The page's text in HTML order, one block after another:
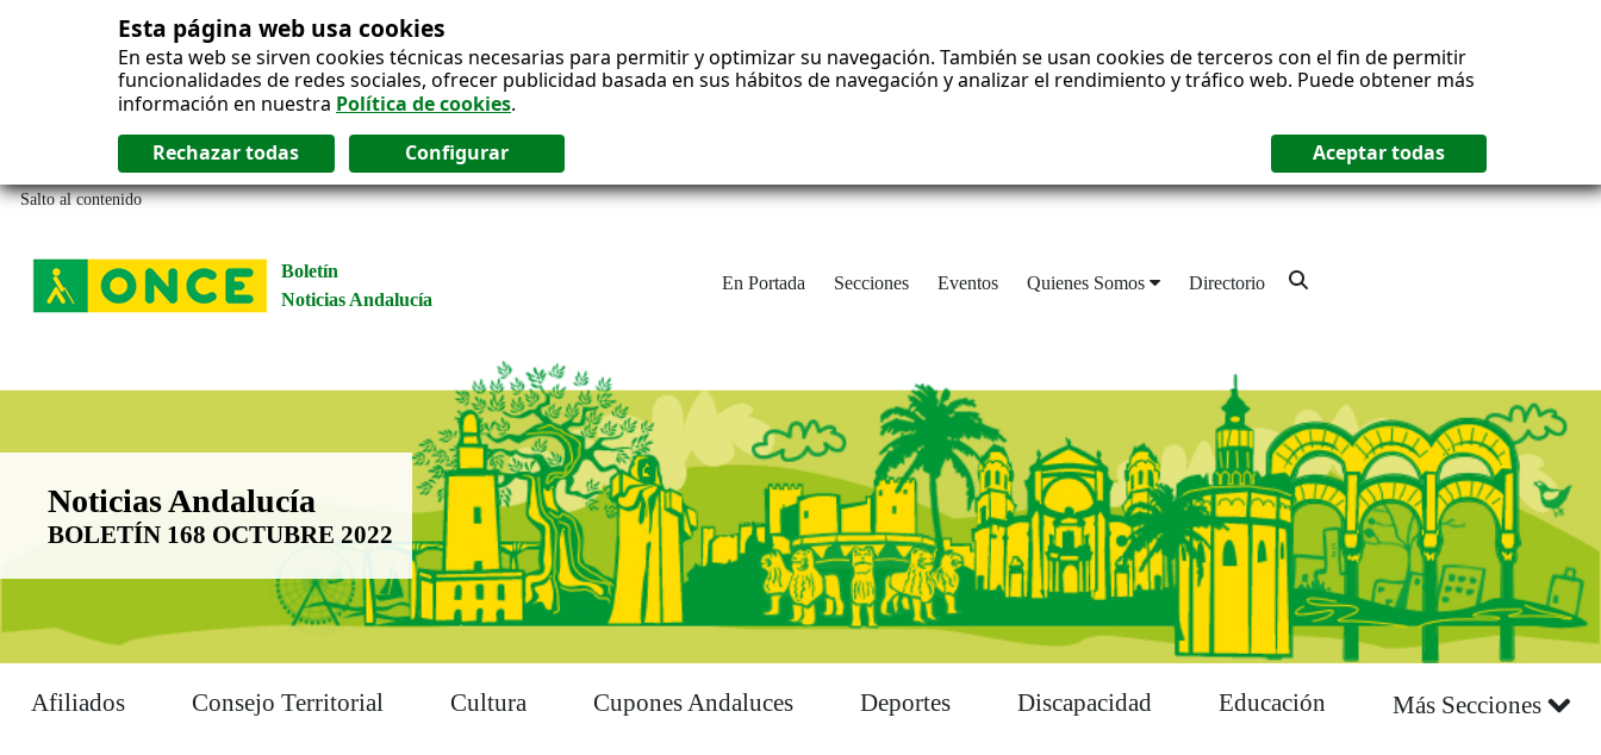
Esta página web usa cookies
En esta web se sirven cookies técnicas necesarias para permitir y optimizar su navegación. También se usan cookies de terceros con el fin de permitir
funcionalidades de redes sociales, ofrecer publicidad basada en sus hábitos de navegación y analizar el rendimiento y tráfico web. Puede obtener más
información en nuestra Política de cookies.
Salto al contenido
Boletín
Noticias Andalucía
En Portada Secciones Eventos Quienes Somos Directorio
Boletín Noticias Andalucía
Noticias Andalucía
BOLETÍN 168 OCTUBRE 2022
Afiliados Consejo Territorial Cultura Cupones Andaluces Deportes Discapacidad Educación Más Secciones